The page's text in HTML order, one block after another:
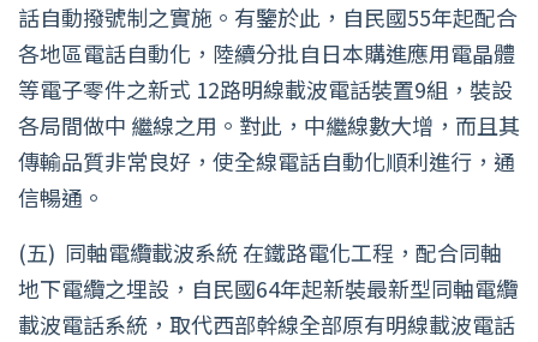
話自動撥號制之實施。有鑒於此，自民國55年起配合
各地區電話自動化，陸續分批自日本購進應用電晶體
等電子零件之新式 12路明線載波電話裝置9組，裝設
各局間做中 繼線之用。對此，中繼線數大增，而且其
傳輸品質非常良好，使全線電話自動化順利進行，通
信暢通。
(五) 同軸電纜載波系統 在鐵路電化工程，配合同軸
地下電纜之埋設，自民國64年起新裝最新型同軸電纜
載波電話系統，取代西部幹線全部原有明線載波電話